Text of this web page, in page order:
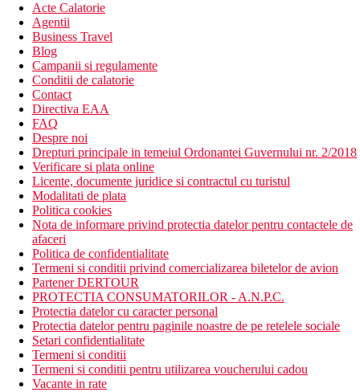
Acte Calatorie
Agentii
Business Travel
Blog
Campanii si regulamente
Conditii de calatorie
Contact
Directiva EAA
FAQ
Despre noi
Drepturi principale in temeiul Ordonantei Guvernului nr. 2/2018
Verificare si plata online
Licente, documente juridice si contractul cu turistul
Modalitati de plata
Politica cookies
Nota de informare privind protectia datelor pentru contactele de
afaceri
Politica de confidentialitate
Termeni si conditii privind comercializarea biletelor de avion
Partener DERTOUR
PROTECTIA CONSUMATORILOR - A.N.P.C.
Protectia datelor cu caracter personal
Protectia datelor pentru paginile noastre de pe retelele sociale
Setari confidentialitate
Termeni si conditii
Termeni si conditii pentru utilizarea voucherului cadou
Vacante in rate